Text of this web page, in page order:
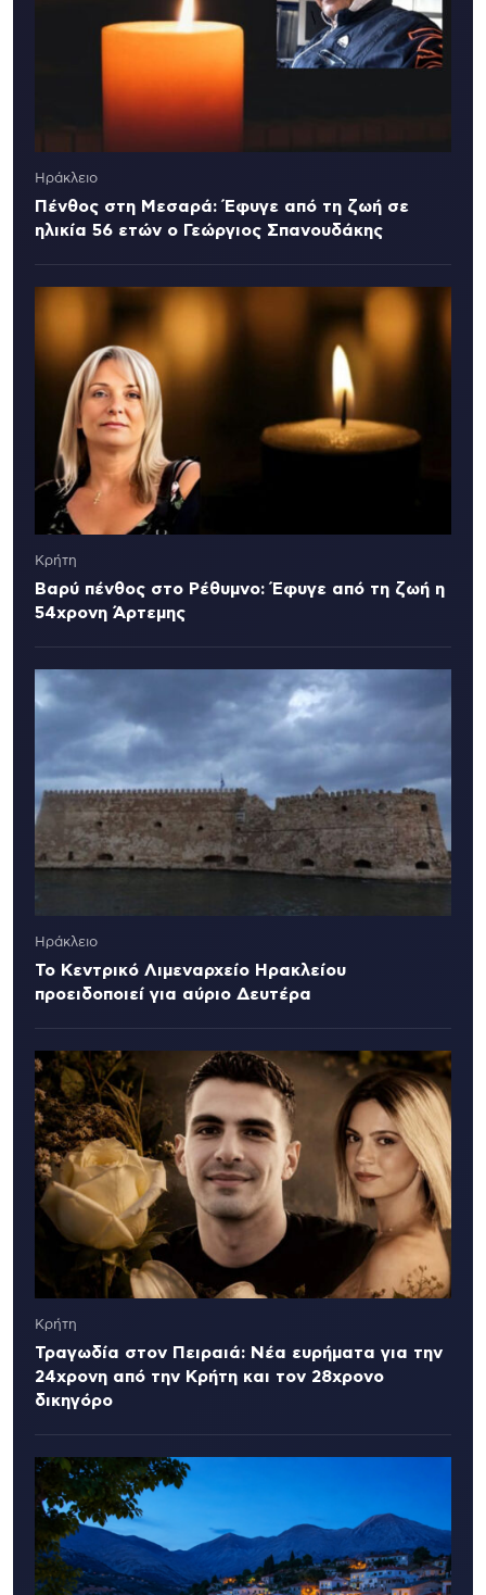
Ηράκλειο
Πένθος στη Μεσαρά: Έφυγε από τη ζωή σε
ηλικία 56 ετών ο Γεώργιος Σπανουδάκης
Κρήτη
Βαρύ πένθος στο Ρέθυμνο: Έφυγε από τη ζωή η
54χρονη Άρτεμης
Ηράκλειο
Το Κεντρικό Λιμεναρχείο Ηρακλείου
προειδοποιεί για αύριο Δευτέρα
Κρήτη
Τραγωδία στον Πειραιά: Νέα ευρήματα για την
24χρονη από την Κρήτη και τον 28χρονο
δικηγόρο